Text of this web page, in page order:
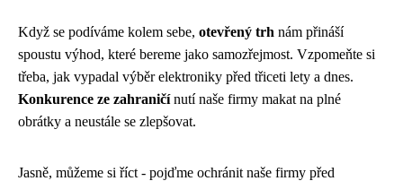
Když se podíváme kolem sebe, otevřený trh nám přináší
spoustu výhod, které bereme jako samozřejmost. Vzpomeňte si
třeba, jak vypadal výběr elektroniky před třiceti lety a dnes.
Konkurence ze zahraničínutí naše firmy makat na plné
obrátky a neustále se zlepšovat.
Jasně, můžeme si říct - pojďme ochránit naše firmy před